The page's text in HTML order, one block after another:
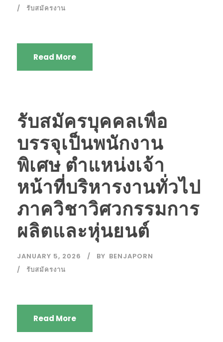
รับสมัครงาน
Read More
รับสมัครบุคคลเพื่อ
บรรจุเป็นพนักงาน
พิเศษ ตำแหน่งเจ้า
หน้าที่บริหารงานทั่วไป
ภาควิชาวิศวกรรมการ
ผลิตและหุ่นยนต์
JANUARY 5, 2026 BY BENJAPORN
รับสมัครงาน
Read More